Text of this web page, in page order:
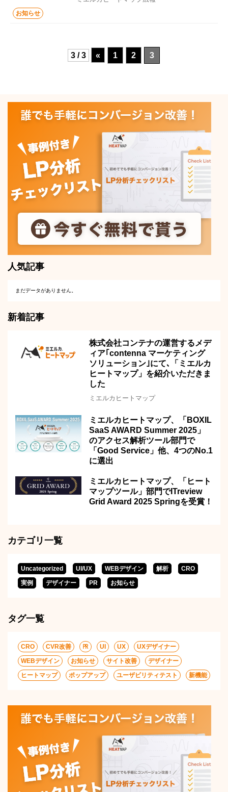
お知らせ
3 / 3 « 1 2 3
人気記事
まだデータがありません。
新着記事
株式会社コンテナの運営するメデ
ィア｢contenna マーケティング
ソリューション｣にて､「ミエルカ
ヒートマップ」を紹介いただきま
した
ミエルカヒートマップ
ミエルカヒートマップ、「BOXIL
SaaS AWARD Summer 2025」
のアクセス解析ツール部門で
「Good Service」他、4つのNo.1
に選出
ミエルカヒートマップ、「ヒート
マップツール」部門でITreview
Grid Award 2025 Springを受賞！
カテゴリ一覧
Uncategorized UI/UX WEBデザイン 解析
CRO
実例
デザイナー PR お知らせ
タグ一覧
CRO CVR改善 ㏚ UI UX
UXデザイナー
WEBデザイン
お知らせ サイト改善
デザイナー
ヒートマップ
ポップアップ ユーザビリティテスト 新機能